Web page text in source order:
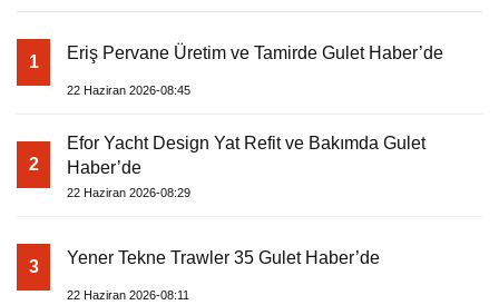
1 Eriş Pervane Üretim ve Tamirde Gulet Haber’de
22 Haziran 2026-08:45
2
Efor Yacht Design Yat Refit ve Bakımda Gulet
Haber’de
22 Haziran 2026-08:29
3 Yener Tekne Trawler 35 Gulet Haber’de
22 Haziran 2026-08:11